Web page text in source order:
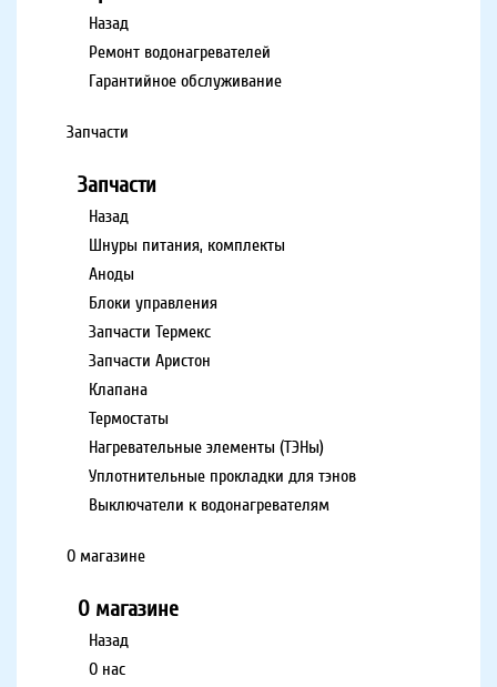
Назад
Ремонт водонагревателей
Гарантийное обслуживание
Запчасти
Запчасти
Назад
Шнуры питания, комплекты
Аноды
Блоки управления
Запчасти Термекс
Запчасти Аристон
Клапана
Термостаты
Нагревательные элементы (ТЭНы)
Уплотнительные прокладки для тэнов
Выключатели к водонагревателям
О магазине
О магазине
Назад
О нас